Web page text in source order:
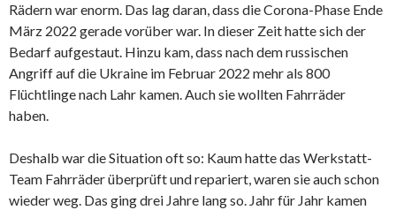
Rädern war enorm. Das lag daran, dass die Corona-Phase Ende
März 2022 gerade vorüber war. In dieser Zeit hatte sich der
Bedarf aufgestaut. Hinzu kam, dass nach dem russischen
Angriff auf die Ukraine im Februar 2022 mehr als 800
Flüchtlinge nach Lahr kamen. Auch sie wollten Fahrräder
haben.
Deshalb war die Situation oft so: Kaum hatte das Werkstatt-
Team Fahrräder überprüft und repariert, waren sie auch schon
wieder weg. Das ging drei Jahre lang so. Jahr für Jahr kamen